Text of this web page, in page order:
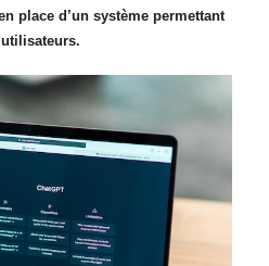
place d’un système permettant
utilisateurs.